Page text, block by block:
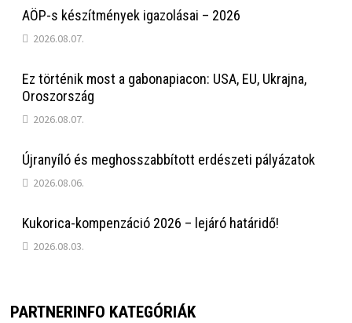
AÖP-s készítmények igazolásai – 2026
2026.08.07.
Ez történik most a gabonapiacon: USA, EU, Ukrajna,
Oroszország
2026.08.07.
Újranyíló és meghosszabbított erdészeti pályázatok
2026.08.06.
Kukorica-kompenzáció 2026 – lejáró határidő!
2026.08.03.
PARTNERINFO KATEGÓRIÁK